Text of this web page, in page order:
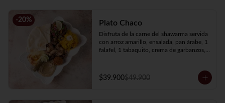
-20% Plato Chaco
Disfruta de la carne del shawarma servida
con arroz amarillo, ensalada, pan árabe, 1
falafel, 1 tabaquito, crema de garbanzos,
$39.900$49.900